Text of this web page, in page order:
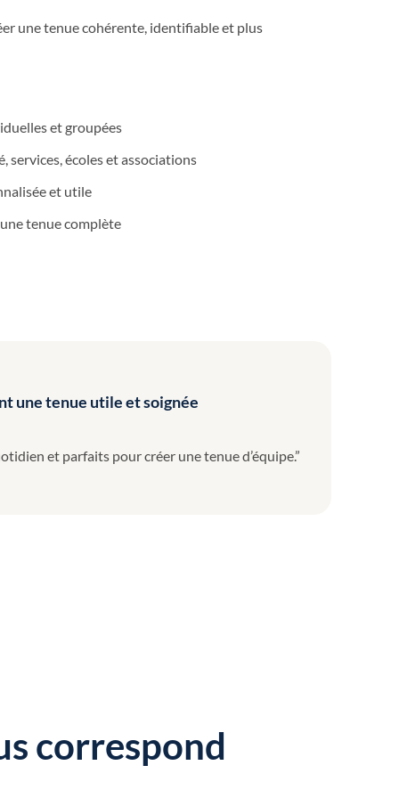
une tenue cohérente, identifiable et plus
et groupées
services, écoles et associations
et utile
tenue complète
une tenue utile et soignée
et parfaits pour créer une tenue d’équipe.”
correspond